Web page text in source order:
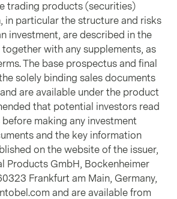
trading products (securities)
in particular the structure and risks
investment, are described in the
with any supplements, as
The base prospectus and final
solely binding sales documents
are available under the product
that potential investors read
making any investment
and the key information
on the website of the issuer,
Products GmbH, Bockenheimer
Frankfurt am Main, Germany,
and are available from